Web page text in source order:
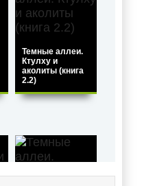
Темные аллеи.
Ктулху и
аколиты (книга
2.2)